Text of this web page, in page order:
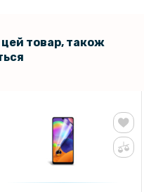
Slot для Xiaomi 11T / 11T Pro
цей товар, також